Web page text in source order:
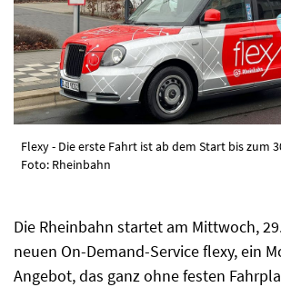
Flexy - Die erste Fahrt ist ab dem Start bis zum
Foto: Rheinbahn
Die Rheinbahn startet am Mittwoch,
neuen On-Demand-Service flexy, ein
Angebot, das ganz ohne festen